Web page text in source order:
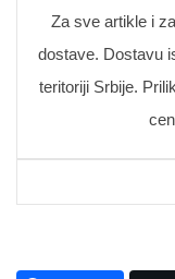
Za sve artikle i
dostave. Dostavu
teritoriji Srbije.